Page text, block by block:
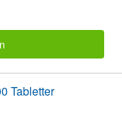
Tabletter